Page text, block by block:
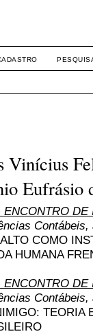
Vinícius
Eufrásio
Contábeis,
COMO
HUMANA
Contábeis,
TEORIA